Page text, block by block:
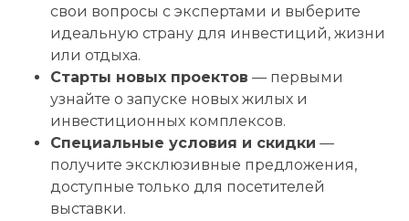
свои вопросы с экспертами и выберите
идеальную страну для инвестиций, жизни
или отдыха.
Старты новых проектов — первыми
узнайте о запуске новых жилых и
инвестиционных комплексов.
Специальные условия и скидки —
получите эксклюзивные предложения,
доступные только для посетителей
выставки.